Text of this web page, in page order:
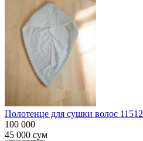
Полотенце для сушки волос 11512
100 000
45 000 сум